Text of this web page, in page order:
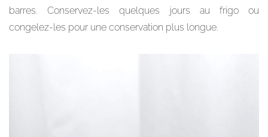
barres. Conservez-les quelques jours au frigo ou
congelez-les pour une conservation plus longue.